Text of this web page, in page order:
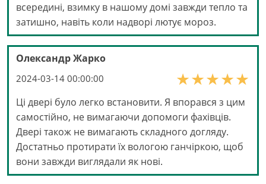
всередині, взимку в нашому домі завжди тепло та
затишно, навіть коли надворі лютує мороз.
Олександр Жарко
2024-03-14 00:00:00
Ці двері було легко встановити. Я впорався з цим
самостійно, не вимагаючи допомоги фахівців.
Двері також не вимагають складного догляду.
Достатньо протирати їх вологою ганчіркою, щоб
вони завжди виглядали як нові.